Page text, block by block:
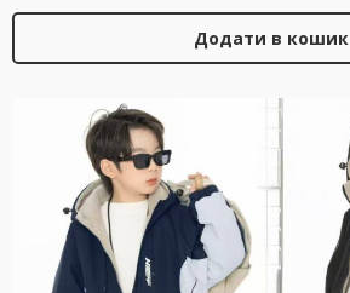
Додати в кошик